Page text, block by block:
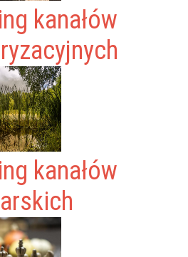
kanałów
kanałów